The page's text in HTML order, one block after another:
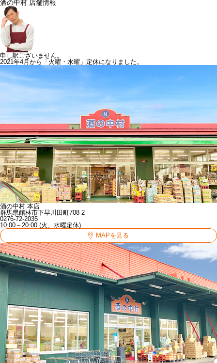
酒の中村 店舗情報
申し訳ございません。
2021年4月から「火曜・水曜」定休になりました。
酒の中村 本店
群馬県館林市下早川田町708-2
0276-72-2035
10:00～20:00 (火、水曜定休)
MAPを見る